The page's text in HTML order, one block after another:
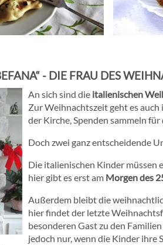
- DIE FRAU DES
An sich sind die italienischen
Zur Weihnachtszeit geht es auch
der Kirche, Spenden sammeln
Doch zwei ganz entscheidende
Die italienischen Kinder müssen
hier gibt es erst am Morgen des
Außerdem bleibt die
hier findet der letzte
besonderen Gast zu den
jedoch nur, wenn die Kinder ihre